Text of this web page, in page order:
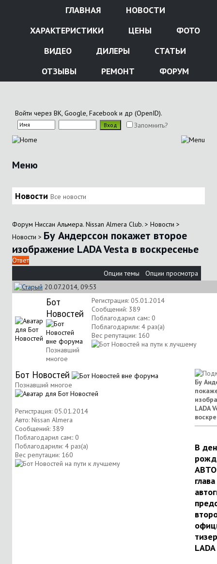
ГЛАВНАЯ
НОВОСТИ
ХАРАКТЕРИСТИКИ
ЦЕНЫ
ФОТО
ВИДЕО
ДИЛЕРЫ
СТАТЬИ
ОТЗЫВЫ
РЕМОНТ ФОРУМ
Войти через ВК, Google, Facebook и др (OpenID).
Запомнить?
Меню
Новости Все новости
Форум Ниссан Альмера. Nissan Almera Club. > Новости >
Новости > Бу Андерссон покажет второе
изображение LADA Vesta в воскресенье
Ответ
Опции темы
Опции просмотра
20.07.2014, 09:53
Бот
Новостей
Познавший
многое
Регистрация: 05.01.2014
Сообщений: 389
Поблагодарил сам:: 0
Поблагодарили: 4 раз(а)
Вес репутации: 160
Бот Новостей
Познавший многое
Регистрация: 05.01.2014
Авто: Nissan Almera
Сообщений: 389
Поблагодарил сам:: 0
Поблагодарили: 4 раз(а)
Вес репутации: 160
Бу
LADA
В
глава